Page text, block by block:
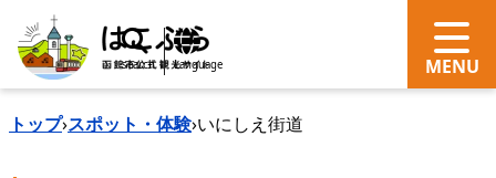
search Language
トップ›スポット・体験›いにしえ街道